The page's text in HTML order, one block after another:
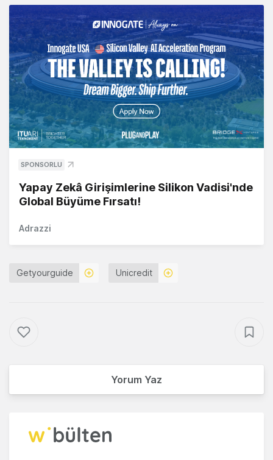
SPONSORLU
Yapay Zekâ Girişimlerine Silikon Vadisi'nde
Global Büyüme Fırsatı!
Adrazzi
Getyourguide Unicredit
Yorum Yaz